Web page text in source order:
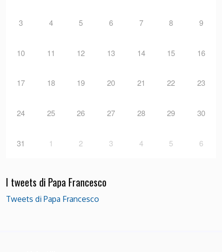
3 4 5 6 7 8 9
10 11 12 13 14 15 16
17 18 19 20 21 22 23
24 25 26 27 28 29 30
31 1 2 3 4 5 6
I tweets di Papa Francesco
Tweets di Papa Francesco